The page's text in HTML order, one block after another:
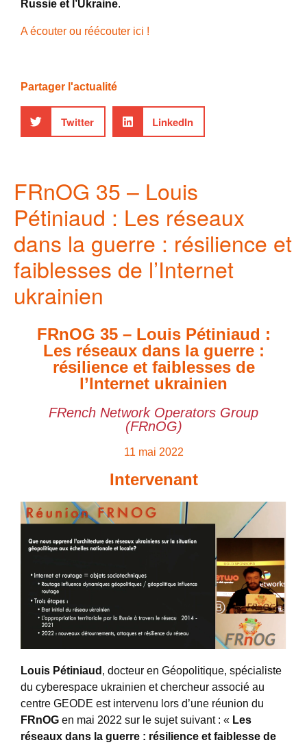
Russie et l’Ukraine.
A écouter ou réécouter ici !
Partager l'actualité
Twitter LinkedIn
FRnOG 35 – Louis
Pétiniaud : Les réseaux
dans la guerre : résilience et
faiblesses de l’Internet
ukrainien
FRnOG 35 – Louis Pétiniaud :
Les réseaux dans la guerre :
résilience et faiblesses de
l’Internet ukrainien
FRench Network Operators Group
(FRnOG)
11 mai 2022
Intervenant
Louis Pétiniaud , docteur en Géopolitique, spécialiste
du cyberespace ukrainien et chercheur associé au
centre GEODE est intervenu lors d’une réunion du
FRnOG en mai 2022 sur le sujet suivant : « Les
réseaux dans la guerre : résilience et faiblesse de